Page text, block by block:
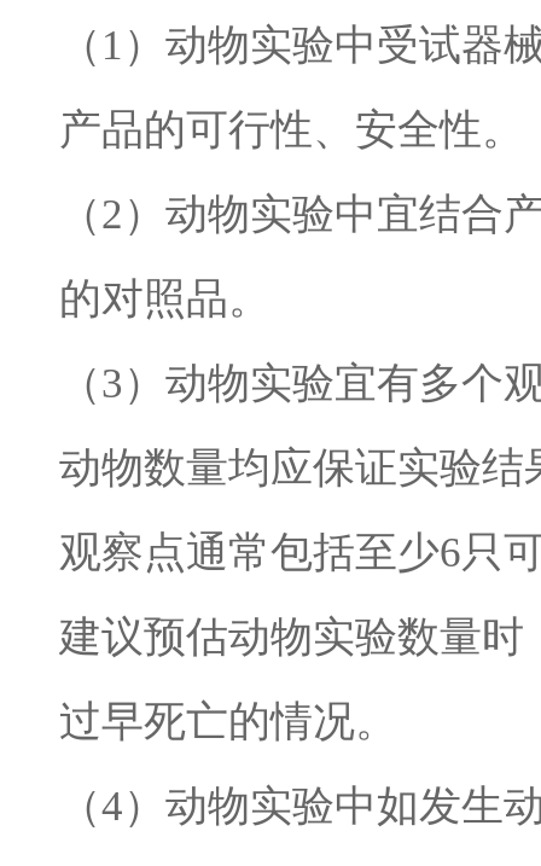
（ 1）动物实验中受试器
产品的可行性、安全性。
（2）动物实验中宜结合
的对照品。
（3）动物实验宜有多个
动物数量均应保证实验
观察点通常包括至少6只
建议预估动物实验数量
过早死亡的情况。
（4）动物实验中如发生